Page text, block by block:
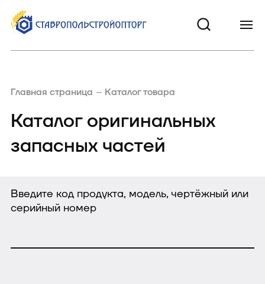
Главная страница Каталог товара
Каталог оригинальных
запасных частей
Введите код продукта, модель, чертёжный или
серийный номер